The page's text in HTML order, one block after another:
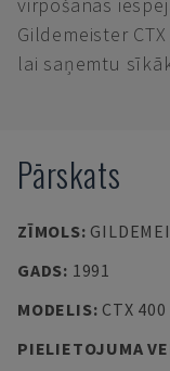
Gildemeister
lai saņemtu
Pārskats
ZĪMOLS:
GADS: 1991
MODELIS: CTX 400
PIELIETOJUMA